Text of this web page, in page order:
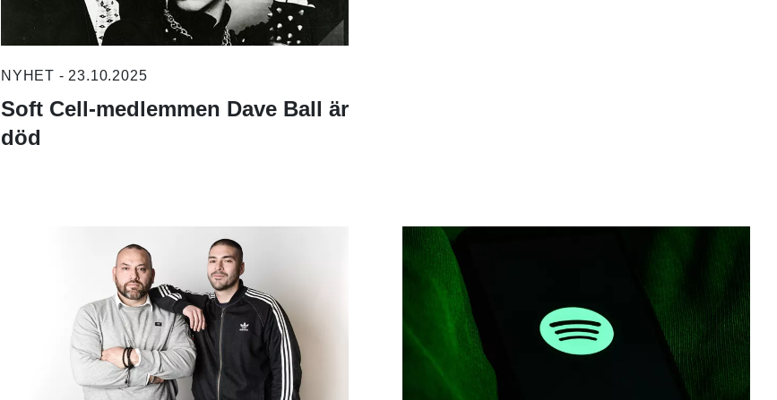
NYHET - 23.10.2025
Soft Cell-medlemmen Dave Ball är
död